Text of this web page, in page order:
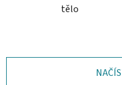
tělo